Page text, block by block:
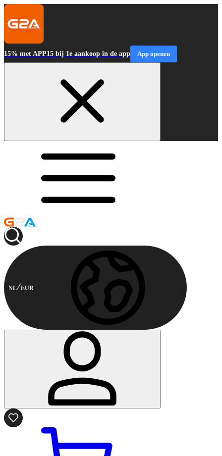
15% met APP15 bij 1e aankoop in de app App openen
NL EUR